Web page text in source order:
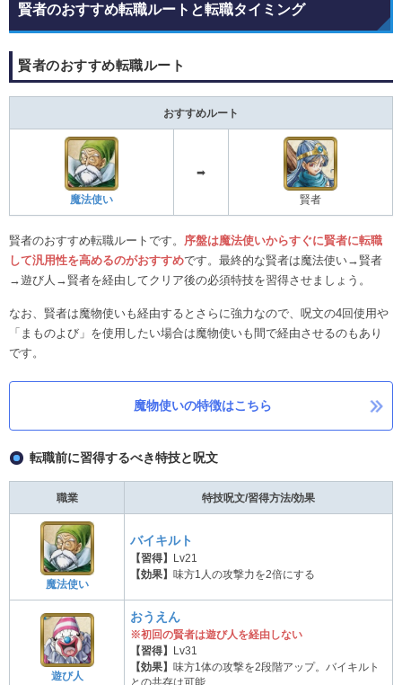
賢者のおすすめ転職ルートと転職タイミング
賢者のおすすめ転職ルート
おすすめルート
魔法使い
➡
賢者
賢者のおすすめ転職ルートです。 序盤は魔法使いからすぐに賢者に転職
して汎用性を高めるのがおすすめです。最終的な賢者は魔法使い→賢者
→遊び人→賢者を経由してクリア後の必須特技を習得させましょう。
なお、賢者は魔物使いも経由するとさらに強力なので、呪文の4回使用や
「まものよび」を使用したい場合は魔物使いも間で経由させるのもあり
です。
魔物使いの特徴はこちら
転職前に習得するべき特技と呪文
職業 特技呪文/習得方法/効果
魔法使い
バイキルト
【習得】
Lv21
【効果】 味方1人の攻撃力を2倍にする
遊び人
おうえん
※初回の賢者は遊び人を経由しない
【習得】
Lv31
【効果】 味方1体の攻撃を2段階アップ。バイキルト
との共存は可能